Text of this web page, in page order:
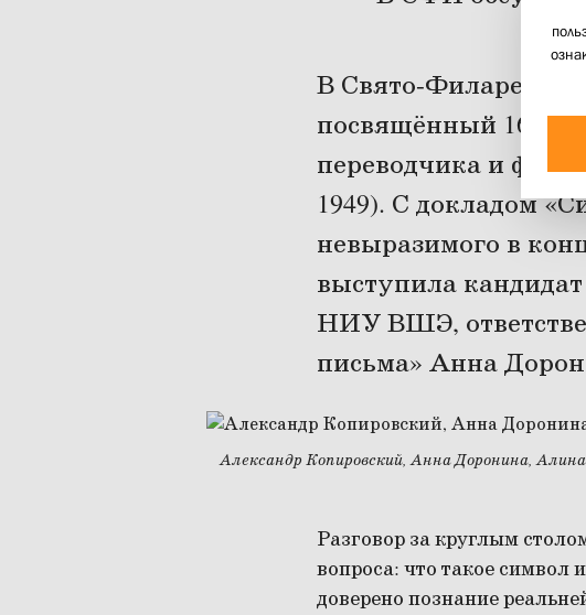
В Свято-
посвящённый 160-
переводчика и
1949). С докладом
невыразимого в
выступила
НИУ ВШЭ,
письма» Анна
Александр Копировский, Анна Доронина,
Разговор за круглым
вопроса: что такое символ
доверено познание